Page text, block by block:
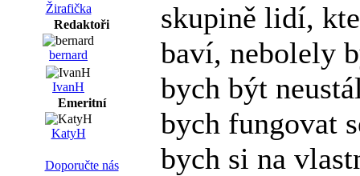
Žirafička
Redaktoři
bernard
IvanH
Emeritní
KatyH
Doporučte nás
skupině lidí,
baví, nebolely
bych být
bych fungovat
bych si na